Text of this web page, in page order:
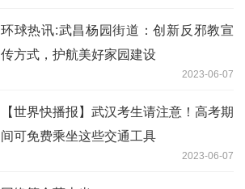
环球热讯:武昌杨园街道：创新反邪教宣
传方式，护航美好家园建设
2023-06-07
【世界快播报】武汉考生请注意！高考期
间可免费乘坐这些交通工具
2023-06-07